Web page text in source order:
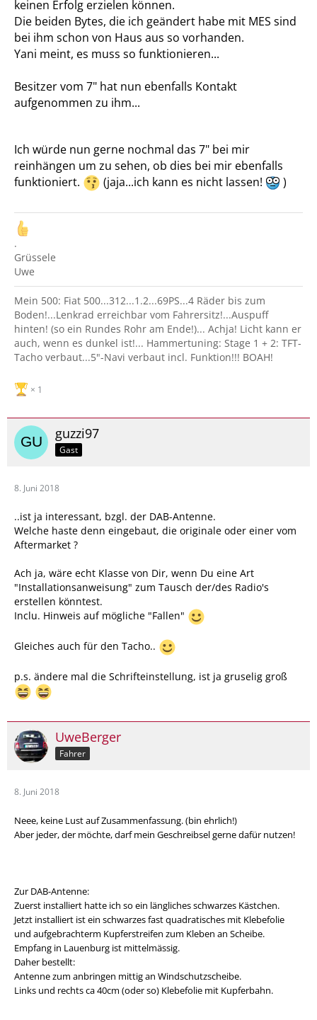
keinen Erfolg erzielen können.
Die beiden Bytes, die ich geändert habe mit MES sind
bei ihm schon von Haus aus so vorhanden.
Yani meint, es muss so funktionieren...
Besitzer vom 7" hat nun ebenfalls Kontakt
aufgenommen zu ihm...
Ich würde nun gerne nochmal das 7" bei mir
reinhängen um zu sehen, ob dies bei mir ebenfalls
funktioniert.
(jaja...ich kann es nicht lassen! )
.
Grüssele
Uwe
Mein 500: Fiat 500...312...1.2...69PS...4 Räder bis zum
Boden!...Lenkrad erreichbar vom Fahrersitz!...Auspuff
hinten! (so ein Rundes Rohr am Ende!)... Achja! Licht kann er
auch, wenn es dunkel ist!... Hammertuning: Stage 1 + 2: TFT-
Tacho verbaut...5"-Navi verbaut incl. Funktion!!! BOAH!
1
guzzi97
Gast
8. Juni 2018
..ist ja interessant, bzgl. der DAB-Antenne.
Welche haste denn eingebaut, die originale oder einer vom
Aftermarket ?
Ach ja, wäre echt Klasse von Dir, wenn Du eine Art
"Installationsanweisung" zum Tausch der/des Radio's
erstellen könntest.
Inclu. Hinweis auf mögliche "Fallen"
Gleiches auch für den Tacho..
p.s. ändere mal die Schrifteinstellung, ist ja gruselig groß
UweBerger
Fahrer
8. Juni 2018
Neee, keine Lust auf Zusammenfassung. (bin ehrlich!)
Aber jeder, der möchte, darf mein Geschreibsel gerne dafür nutzen!
Zur DAB-Antenne:
Zuerst installiert hatte ich so ein längliches schwarzes Kästchen.
Jetzt installiert ist ein schwarzes fast quadratisches mit Klebefolie
und aufgebrachterm Kupferstreifen zum Kleben an Scheibe.
Empfang in Lauenburg ist mittelmässig.
Daher bestellt:
Antenne zum anbringen mittig an Windschutzscheibe.
Links und rechts ca 40cm (oder so) Klebefolie mit Kupferbahn.